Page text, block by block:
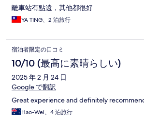
離車站有點遠，其他都很好
YA TING、2 泊旅行
宿泊者限定の口コミ
10/10 (最高に素晴らしい)
2025 年 2 月 24 日
Google で翻訳
Great experience and definitely
Hao-Wei、4 泊旅行